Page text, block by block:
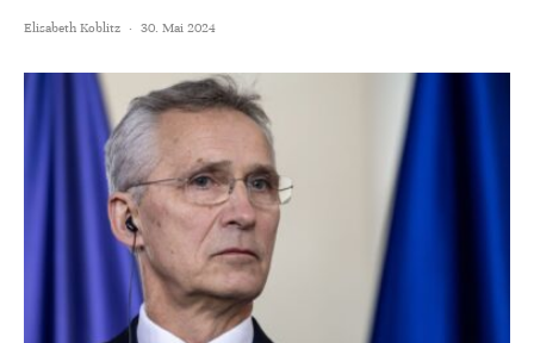
Elisabeth Koblitz · 30. Mai 2024